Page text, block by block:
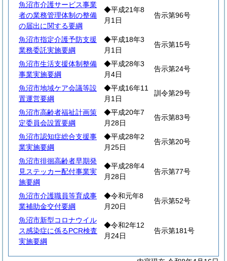
魚沼市介護サービス事業
者の業務管理体制の整備
の届出に関する要綱
◆平成21年8
月1日
告示第96号
魚沼市指定介護予防支援
業務委託実施要綱
◆平成18年3
月1日
告示第15号
魚沼市生活支援体制整備
事業実施要綱
◆平成28年3
月4日
告示第24号
魚沼市地域ケア会議等設
置運営要綱
◆平成16年11
月1日
訓令第29号
魚沼市高齢者福祉計画策
定委員会設置要綱
◆平成20年7
月28日
告示第83号
魚沼市認知症総合支援事
業実施要綱
◆平成28年2
月25日
告示第20号
魚沼市徘徊高齢者早期発
見ステッカー配付事業実
施要綱
◆平成28年4
月28日
告示第77号
魚沼市介護職員等育成事
業補助金交付要綱
◆令和元年8
月20日
告示第52号
魚沼市新型コロナウイル
ス感染症に係るPCR検査
実施要綱
◆令和2年12
月24日
告示第181号